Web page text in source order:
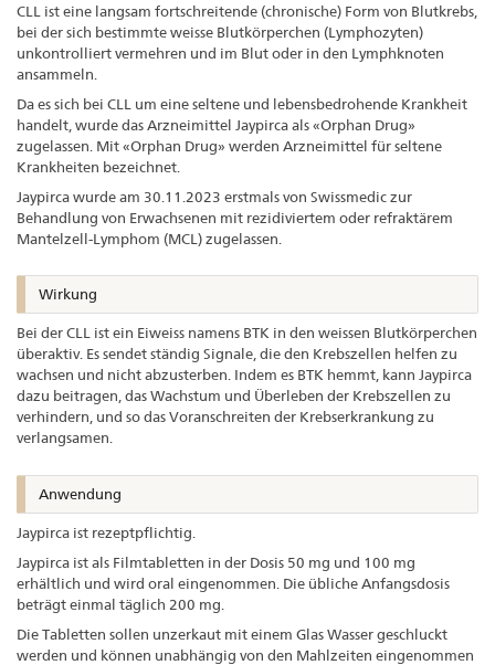
CLL ist eine langsam fortschreitende (chronische) Form von Blutkrebs,
bei der sich bestimmte weisse Blutkörperchen (Lymphozyten)
unkontrolliert vermehren und im Blut oder in den Lymphknoten
ansammeln.
Da es sich bei CLL um eine seltene und lebensbedrohende Krankheit
handelt, wurde das Arzneimittel Jaypirca als «Orphan Drug»
zugelassen. Mit «Orphan Drug» werden Arzneimittel für seltene
Krankheiten bezeichnet.
Jaypirca wurde am 30.11.2023 erstmals von Swissmedic zur
Behandlung von Erwachsenen mit rezidiviertem oder refraktärem
Mantelzell-Lymphom (MCL) zugelassen.
Wirkung
Bei der CLL ist ein Eiweiss namens BTK in den weissen Blutkörperchen
überaktiv. Es sendet ständig Signale, die den Krebszellen helfen zu
wachsen und nicht abzusterben. Indem es BTK hemmt, kann Jaypirca
dazu beitragen, das Wachstum und Überleben der Krebszellen zu
verhindern, und so das Voranschreiten der Krebserkrankung zu
verlangsamen.
Anwendung
Jaypirca ist rezeptpflichtig.
Jaypirca ist als Filmtabletten in der Dosis 50 mg und 100 mg
erhältlich und wird oral eingenommen. Die übliche Anfangsdosis
beträgt einmal täglich 200 mg.
Die Tabletten sollen unzerkaut mit einem Glas Wasser geschluckt
werden und können unabhängig von den Mahlzeiten eingenommen